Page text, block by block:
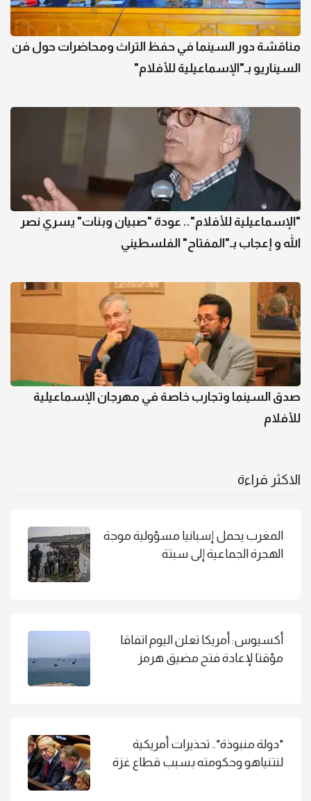
مناقشة دور السينما في حفظ التراث ومحاضرات حول فن
السيناريو بـ"الإسماعيلية للأفلام"
"الإسماعيلية للأفلام".. عودة "صبيان وبنات" يسري نصر
الله و إعجاب بـ"المفتاح" الفلسطيني
صدق السينما وتجارب خاصة في مهرجان الإسماعيلية
للأفلام
الاكثر قراءة
المغرب يحمل إسبانيا مسؤولية موجة
الهجرة الجماعية إلى سبتة
أكسيوس: أمريكا تعلن اليوم اتفاقا
مؤقتا لإعادة فتح مضيق هرمز
"دولة منبوذة".. تحذيرات أمريكية
لنتنياهو وحكومته بسبب قطاع غزة